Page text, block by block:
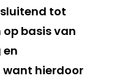
tot
basis van
hierdoor